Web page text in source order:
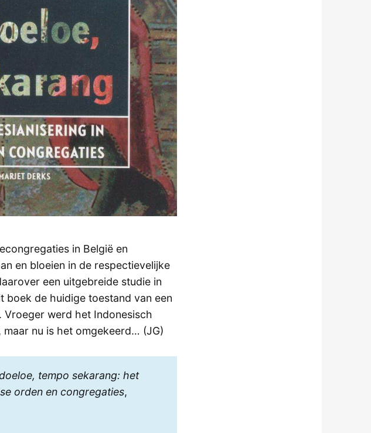
in België en
en bloeien in de respectievelijke
een uitgebreide studie in
boek de huidige toestand van een
Vroeger werd het Indonesisch
nu is het omgekeerd… (JG)
tempo sekarang: het
orden en congregaties,